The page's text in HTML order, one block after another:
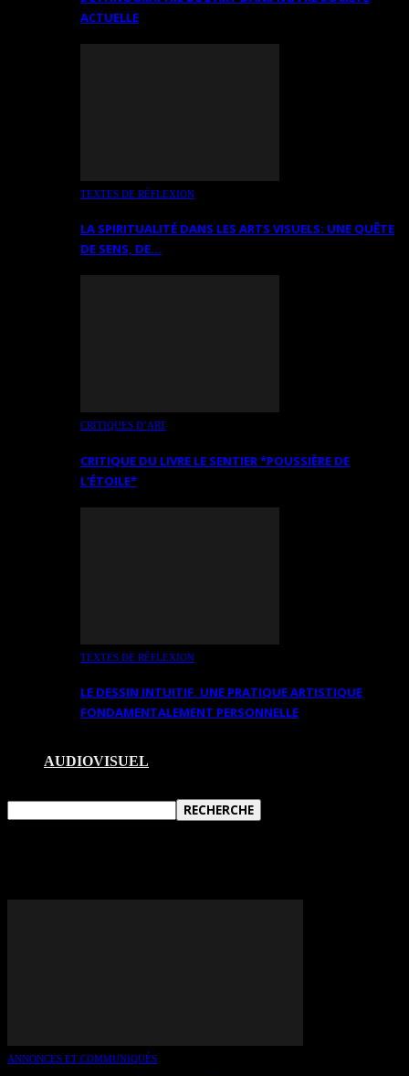
ACTUELLE
TEXTES DE RÉFLEXION
LA SPIRITUALITÉ DANS LES ARTS VISUELS: UNE QUÊTE
DE SENS, DE…
CRITIQUES D’ART
CRITIQUE DU LIVRE LE SENTIER *POUSSIÈRE DE
L’ÉTOILE*
TEXTES DE RÉFLEXION
LE DESSIN INTUITIF. UNE PRATIQUE ARTISTIQUE
FONDAMENTALEMENT PERSONNELLE
AUDIOVISUEL
ANNONCES ET COMMUNIQUÉS